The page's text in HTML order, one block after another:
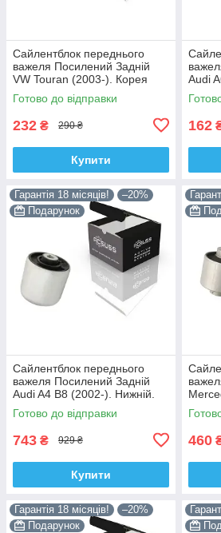
Сайлентблок переднього
важеля Посилений Задній
VW Touran (2003-). Корея
ACSUSS! 34559 , JBU602 ,
VKDS331037
Готово до відправки
232 ₴ 290 ₴
Купити
Audi
162
Гарантія 18 місяців!
–20%
Подарунок
Сайлентблок переднього
важеля Посилений Задній
Audi A4 B8 (2002-). Нижній.
Корея ACSUSS! 4H0407183 ,
TD1247W , VKDS331074
Готово до відправки
743 ₴ 929 ₴
Купити
460
Гарантія 18 місяців!
–20%
Подарунок